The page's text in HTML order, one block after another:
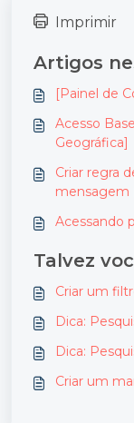
Imprimir
Artigos
[Painel de
Acesso
Geográfica]
Criar regra
mensagem
Acessando
Talvez
Criar um
Dica:
Dica:
Criar um